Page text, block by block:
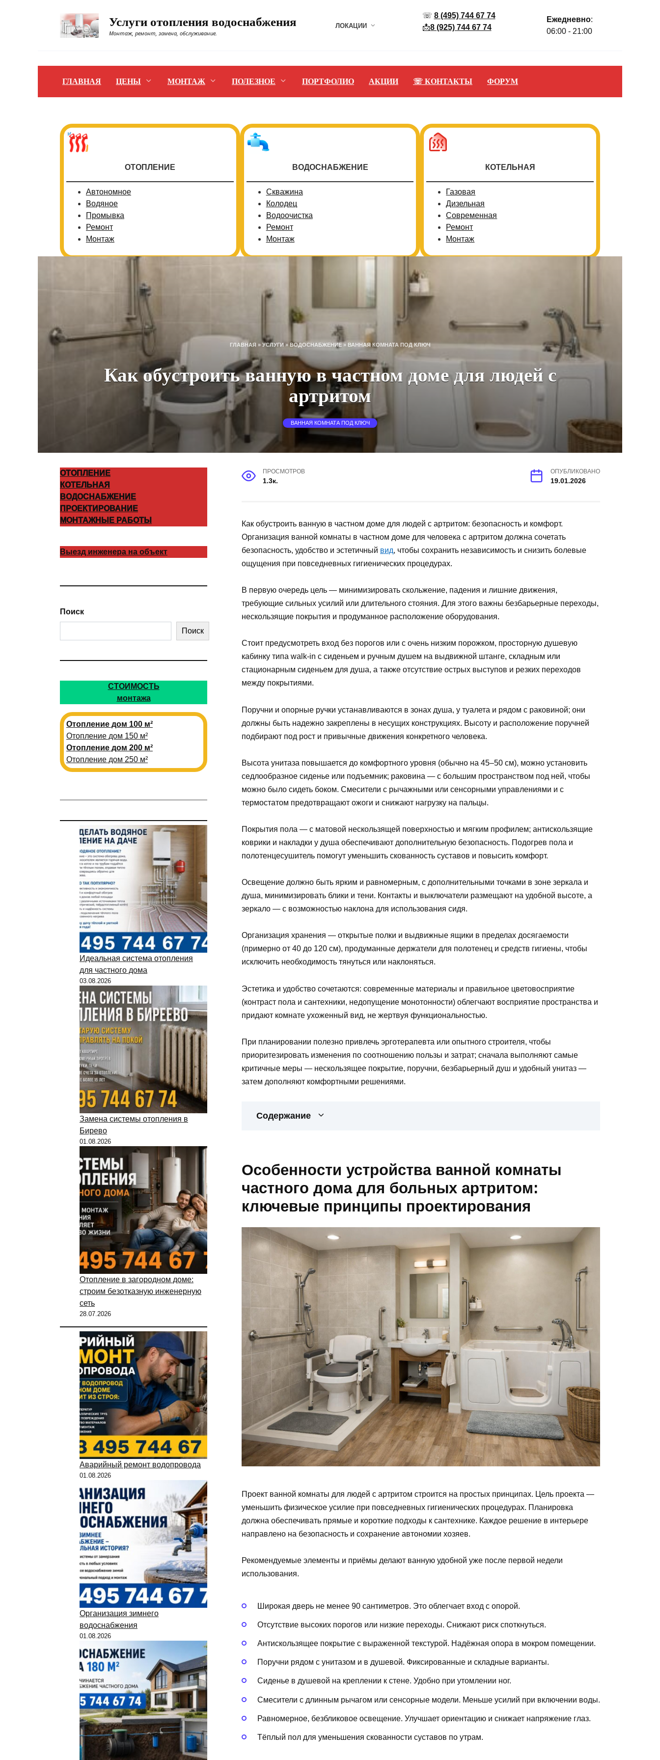
Услуги отопления водоснабжения
Монтаж, ремонт, замена, обслуживание.
ЛОКАЦИИ
☏ 8 (495) 744 67 74
📩8 (925) 744 67 74
Ежедневно:
06:00 - 21:00
ГЛАВНАЯ ЦЕНЫ МОНТАЖ ПОЛЕЗНОЕ ПОРТФОЛИО АКЦИИ ☏ КОНТАКТЫ ФОРУМ
ОТОПЛЕНИЕ
Автономное
Водяное
Промывка
Ремонт
Монтаж
ВОДОСНАБЖЕНИЕ
Скважина
Колодец
Водоочистка
Ремонт
Монтаж
КОТЕЛЬНАЯ
Газовая
Дизельная
Современная
Ремонт
Монтаж
ГЛАВНАЯ » УСЛУГИ » ВОДОСНАБЖЕНИЕ» ВАННАЯ КОМНАТА ПОД КЛЮЧ
Как обустроить ванную в частном доме для людей с
артритом
ВАННАЯ КОМНАТА ПОД КЛЮЧ
ПРОСМОТРОВ
1.3к.
ОПУБЛИКОВАНО
19.01.2026
Как обустроить ванную в частном доме для людей с артритом: безопасность и комфорт.
Организация ванной комнаты в частном доме для человека с артритом должна сочетать
безопасность, удобство и эстетичный вид, чтобы сохранить независимость и снизить болевые
ощущения при повседневных гигиенических процедурах.
В первую очередь цель — минимизировать скольжение, падения и лишние движения,
требующие сильных усилий или длительного стояния. Для этого важны безбарьерные переходы,
нескользящие покрытия и продуманное расположение оборудования.
Стоит предусмотреть вход без порогов или с очень низким порожком, просторную душевую
кабинку типа walk-in с сиденьем и ручным душем на выдвижной штанге, складным или
стационарным сиденьем для душа, а также отсутствие острых выступов и резких переходов
между покрытиями.
Поручни и опорные ручки устанавливаются в зонах душа, у туалета и рядом с раковиной; они
должны быть надежно закреплены в несущих конструкциях. Высоту и расположение поручней
подбирают под рост и привычные движения конкретного человека.
Высота унитаза повышается до комфортного уровня (обычно на 45–50 см), можно установить
седлообразное сиденье или подъемник; раковина — с большим пространством под ней, чтобы
можно было сидеть боком. Смесители с рычажными или сенсорными управлениями и с
термостатом предотвращают ожоги и снижают нагрузку на пальцы.
Покрытия пола — с матовой нескользящей поверхностью и мягким профилем; антискользящие
коврики и накладки у душа обеспечивают дополнительную безопасность. Подогрев пола и
полотенцесушитель помогут уменьшить скованность суставов и повысить комфорт.
Освещение должно быть ярким и равномерным, с дополнительными точками в зоне зеркала и
душа, минимизировать блики и тени. Контакты и выключатели размещают на удобной высоте, а
зеркало — с возможностью наклона для использования сидя.
Организация хранения — открытые полки и выдвижные ящики в пределах досягаемости
(примерно от 40 до 120 см), продуманные держатели для полотенец и средств гигиены, чтобы
исключить необходимость тянуться или наклоняться.
Эстетика и удобство сочетаются: современные материалы и правильное цветовосприятие
(контраст пола и сантехники, недопущение монотонности) облегчают восприятие пространства и
придают комнате ухоженный вид, не жертвуя функциональностью.
При планировании полезно привлечь эрготерапевта или опытного строителя, чтобы
приоритезировать изменения по соотношению пользы и затрат; сначала выполняют самые
критичные меры — нескользящее покрытие, поручни, безбарьерный душ и удобный унитаз —
затем дополняют комфортными решениями.
Содержание
Особенности устройства ванной комнаты
частного дома для больных артритом:
ключевые принципы проектирования
Проект ванной комнаты для людей с артритом строится на простых принципах. Цель проекта —
уменьшить физическое усилие при повседневных гигиенических процедурах. Планировка
должна обеспечивать прямые и короткие подходы к сантехнике. Каждое решение в интерьере
направлено на безопасность и сохранение автономии хозяев.
Рекомендуемые элементы и приёмы делают ванную удобной уже после первой недели
использования.
Широкая дверь не менее 90 сантиметров. Это облегчает вход с опорой.
Отсутствие высоких порогов или низкие переходы. Снижают риск споткнуться.
Антискользящее покрытие с выраженной текстурой. Надёжная опора в мокром помещении.
Поручни рядом с унитазом и в душевой. Фиксированные и складные варианты.
Сиденье в душевой на креплении к стене. Удобно при утомлении ног.
Смесители с длинным рычагом или сенсорные модели. Меньше усилий при включении воды.
Равномерное, безбликовое освещение. Улучшает ориентацию и снижает напряжение глаз.
Тёплый пол для уменьшения скованности суставов по утрам.
ОТОПЛЕНИЕ
КОТЕЛЬНАЯ
ВОДОСНАБЖЕНИЕ
ПРОЕКТИРОВАНИЕ
МОНТАЖНЫЕ РАБОТЫ
Выезд инженера на объект
Поиск
Поиск
СТОИМОСТЬ
монтажа
Отопление дом 100 м²
Отопление дом 150 м²
Отопление дом 200 м²
Отопление дом 250 м²
Идеальная система отопления
для частного дома
03.08.2026
Замена системы отопления в
Бирево
01.08.2026
Отопление в загородном доме:
строим безотказную инженерную
сеть
28.07.2026
Аварийный ремонт водопровода
01.08.2026
Организация зимнего
водоснабжения
01.08.2026